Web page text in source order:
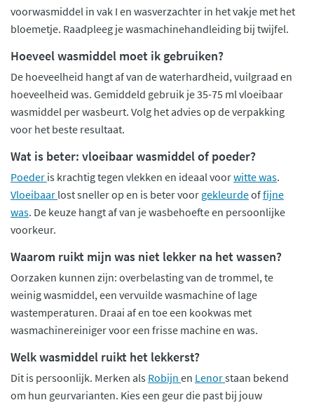
voorwasmiddel in vak I en wasverzachter in het vakje met het
bloemetje. Raadpleeg je wasmachinehandleiding bij twijfel.
Hoeveel wasmiddel moet ik gebruiken?
De hoeveelheid hangt af van de waterhardheid, vuilgraad en
hoeveelheid was. Gemiddeld gebruik je 35-75 ml vloeibaar
wasmiddel per wasbeurt. Volg het advies op de verpakking
voor het beste resultaat.
Wat is beter: vloeibaar wasmiddel of poeder?
Poeder is krachtig tegen vlekken en ideaal voorwitte was.
Vloeibaar lost sneller op en is beter voor gekleurdeoffijne
was. De keuze hangt af van je wasbehoefte en persoonlijke
voorkeur.
Waarom ruikt mijn was niet lekker na het wassen?
Oorzaken kunnen zijn: overbelasting van de trommel, te
weinig wasmiddel, een vervuilde wasmachine of lage
wastemperaturen. Draai af en toe een kookwas met
wasmachinereiniger voor een frisse machine en was.
Welk wasmiddel ruikt het lekkerst?
Dit is persoonlijk. Merken als Robijn en Lenorstaan bekend
om hun geurvarianten. Kies een geur die past bij jouw